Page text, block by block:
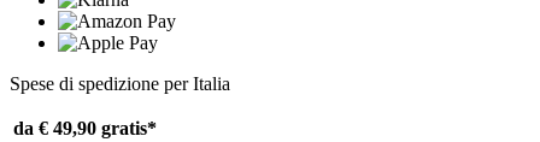
Spese di spedizione per Italia
da € 49,90 gratis*